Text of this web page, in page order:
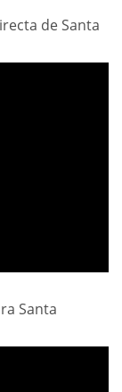
de Santa
Santa